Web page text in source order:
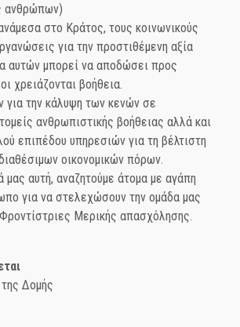
ανθρώπων)
στο Κράτος, τους κοινωνικούς
για την προστιθέμενη αξία
αυτών μπορεί να αποδώσει προς
χρειάζονται βοήθεια.
για την κάλυψη των κενών σε
ανθρωπιστικής βοήθειας αλλά και
επιπέδου υπηρεσιών για τη βέλτιστη
οικονομικών πόρων.
μας αυτή, αναζητούμε άτομα με αγάπη
για να στελεχώσουν την ομάδα μας
Μερικής απασχόλησης.
Δομής